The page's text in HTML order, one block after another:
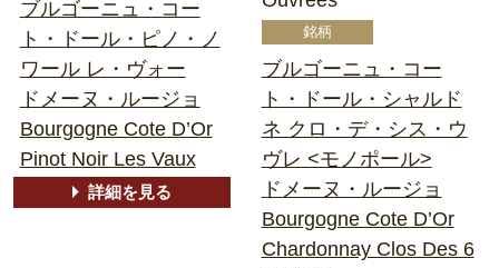
ブルゴーニュ・コー
ト・ドール・ピノ・ノ
ワール レ・ヴォー
ドメーヌ・ルージョ
Bourgogne Cote D’Or
Pinot Noir Les Vaux
詳細を見る
ブルゴーニュ・コー
ト・ドール・シャルド
ネ クロ・デ・シス・ウ
ヴレ <モノポール>
ドメーヌ・ルージョ
Bourgogne Cote D’Or
Chardonnay Clos Des 6